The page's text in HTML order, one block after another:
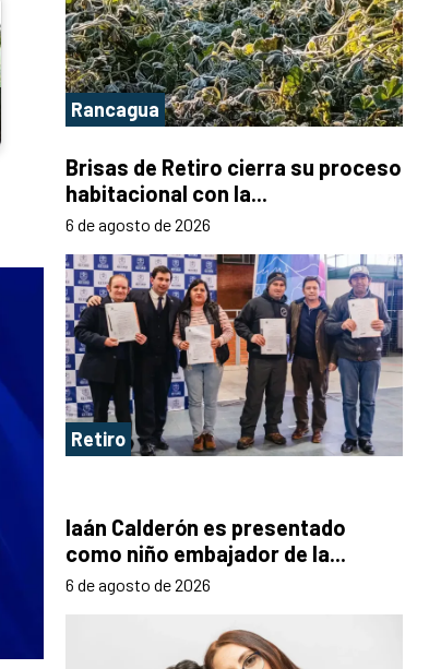
Rancagua
Brisas de Retiro cierra su proceso
habitacional con la...
6 de agosto de 2026
Retiro
Iaán Calderón es presentado
como niño embajador de la...
6 de agosto de 2026